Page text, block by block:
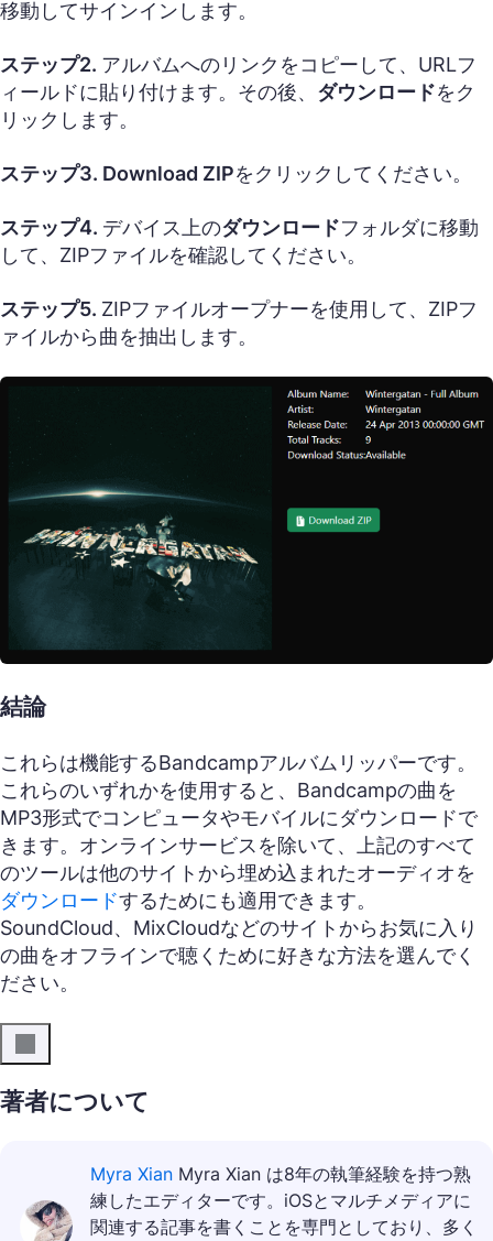
移動してサインインします。
ステップ2. アルバムへのリンクをコピーして、URLフ
ィールドに貼り付けます。その後、 ダウンロードをク
リックします。
ステップ3. Download ZIPをクリックしてください。
ステップ4. デバイス上のダウンロードフォルダに移動
して、ZIPファイルを確認してください。
ステップ5. ZIPファイルオープナーを使用して、ZIPフ
ァイルから曲を抽出します。
結論
これらは機能するBandcampアルバムリッパーです。
これらのいずれかを使用すると、Bandcampの曲を
MP3形式でコンピュータやモバイルにダウンロードで
きます。オンラインサービスを除いて、上記のすべて
のツールは他のサイトから埋め込まれたオーディオを
ダウンロードするためにも適用できます。
SoundCloud、MixCloudなどのサイトからお気に入り
の曲をオフラインで聴くために好きな方法を選んでく
ださい。
著者について
Myra Xian Myra Xian は8年の執筆経験を持つ熟
練したエディターです。iOSとマルチメディアに
関連する記事を書くことを専門としており、多く